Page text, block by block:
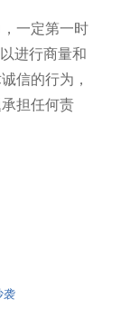
一定第一时
进行商量和
信的行为，
担任何责
袭